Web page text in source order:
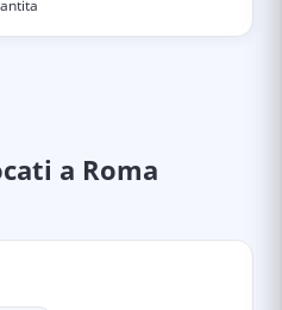
a Roma